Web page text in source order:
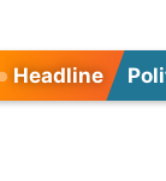
Headline